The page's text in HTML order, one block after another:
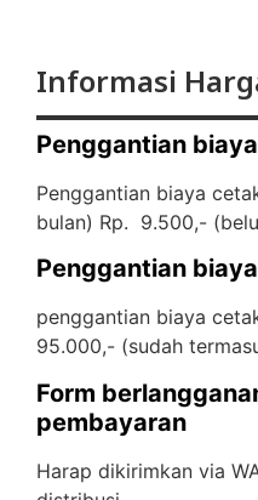
Informasi
Penggantian biaya
Penggantian biaya
bulan) Rp. 9.500,- (
Penggantian
penggantian biaya
95.000,- (sudah
Form
pembayaran
Harap dikirimkan via